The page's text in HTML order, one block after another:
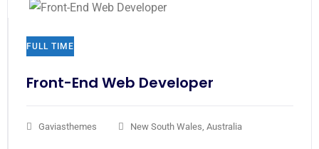
FULL TIME
Front-End Web Developer​
Gaviasthemes New South Wales, Australia